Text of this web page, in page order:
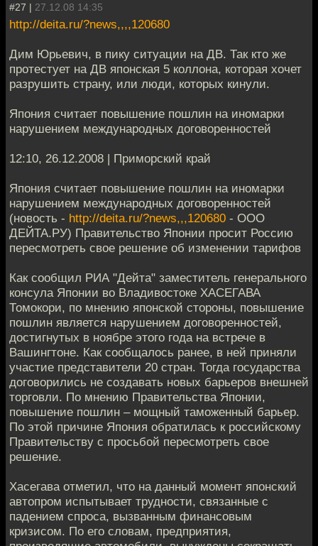
#27 | 27.12.08 14:35
http://deita.ru/?news,,,,120680
Дим Юрьевич, в пику ситуации на ДВ. Так кто же
протестует на ДВ японская 5 коллона, которая хочет
разрушить страну, или люди, которых кинули.
Япония считает повышение пошлин на иномарки
нарушением международных договоренностей
12:10, 26.12.2008 | Приморский край
Япония считает повышение пошлин на иномарки
нарушением международных договоренностей
(новость - http://deita.ru/?news,,,120680 - ООО
ДЕЙТА.РУ) Правительство Японии просит Россию
пересмотреть свое решение об изменении тарифов
Как сообщил РИА "Дейта" заместитель генерального
консула Японии во Владивостоке ХАСЕГАВА
Томокори, по мнению японской стороны, повышение
пошлин является нарушением договоренностей,
достигнутых в ноябре этого года на встрече в
Вашингтоне. Как сообщалось ранее, в ней приняли
участие представители 20 стран. Тогда государства
договорились не создавать новых барьеров внешней
торговли. По мнению Правительства Японии,
повышение пошлин – мощный таможенный барьер.
По этой причине Япония обратилась к российскому
Правительству с просьбой пересмотреть свое
решение.
Хасегава отметил, что на данный момент японский
автопром испытывает трудности, связанные с
падением спроса, вызванным финансовым
кризисом. По его словам, предприятия,